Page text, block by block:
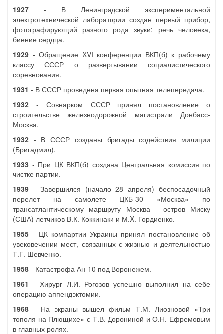
1927 - В Ленинградской экспериментальной
электротехнической лаборатории создан первый прибор,
фотографирующий разного рода звуки: речь человека,
биение сердца.
1929 - Обращение XVI конференции ВКП(б) к рабочему
классу СССР о развертывании социалистического
соревнования.
1931 - В СССР проведена первая опытная телепередача.
1932 - Совнарком СССР принял постановление о
строительстве железнодорожной магистрали Донбасс-
Москва.
1932 - В СССР созданы бригады содействия милиции
(Бригадмил).
1933 - При ЦК ВКП(б) создана Центральная комиссия по
чистке партии.
1939 - Завершился (начало 28 апреля) беспосадочный
перелет на самолете ЦКБ-30 «Москва» по
трансатлантическому маршруту Москва - остров Миску
(США) летчиков В.К. Коккинаки и М.X. Гордиенко.
1955 - ЦК компартии Украины принял постановление об
увековечении мест, связанных с жизнью и деятельностью
Т.Г. Шевченко.
1958 - Катастрофа Ан-10 под Воронежем.
1961 - Хирург Л.И. Рогозов успешно выполнил на себе
операцию аппендэктомии.
1968 - На экраны вышел фильм Т.М. Лиозновой «Три
тополя на Плющихе» с Т.В. Дорониной и О.Н. Ефремовым
в главных ролях.